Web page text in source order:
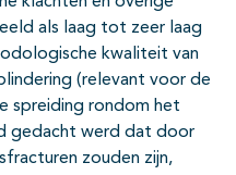
als laag tot zeer laag
kwaliteit van
(relevant voor de
spreiding rondom het
gedacht werd dat door
zouden zijn,